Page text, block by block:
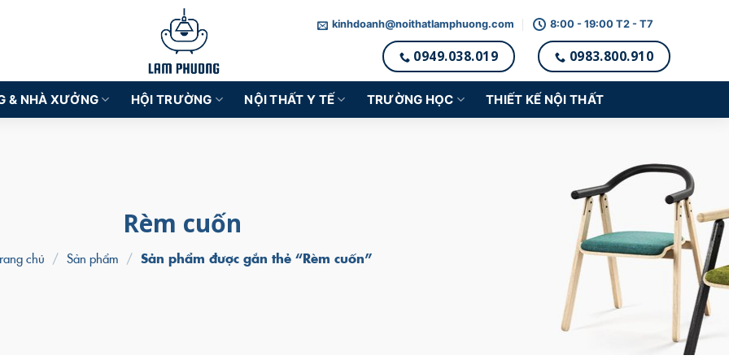
kinhdoanh@noithatlamphuong.com 8:00 - 19:00 T2 - T7
0949.038.019 0983.800.910
& NHÀ XƯỞNG HỘI TRƯỜNG NỘI THẤT Y TẾ TRƯỜNG HỌC THIẾT KẾ NỘI THẤT
Rèm cuốn
chủ / Sản phẩm / Sản phẩm được gắn thẻ “Rèm cuốn”